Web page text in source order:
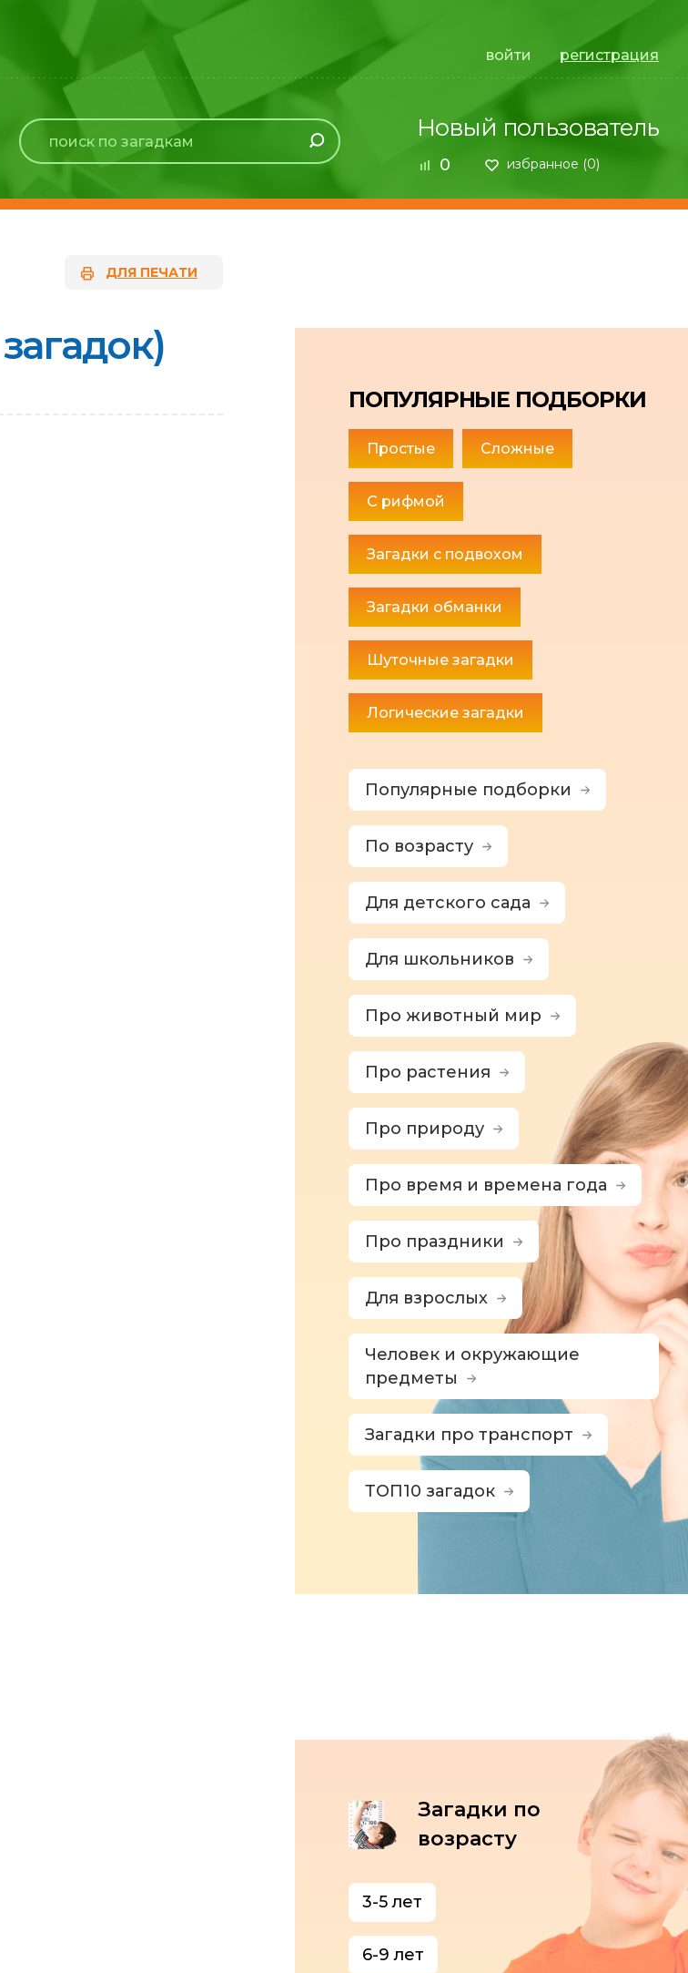
войти регистрация
Новый пользователь
0 избранное (0)
ДЛЯ ПЕЧАТИ
ПОПУЛЯРНЫЕ ПОДБОРКИ
Простые Сложные
С рифмой
Загадки с подвохом
Загадки обманки
Шуточные загадки
Логические загадки
Популярные подборки
По возрасту
Для детского сада
Для школьников
Про животный мир
Про растения
Про природу
Про время и времена года
Про праздники
Для взрослых
Человек и окружающие
предметы
Загадки про транспорт
ТОП10 загадок
Загадки по
возрасту
3-5 лет
6-9 лет